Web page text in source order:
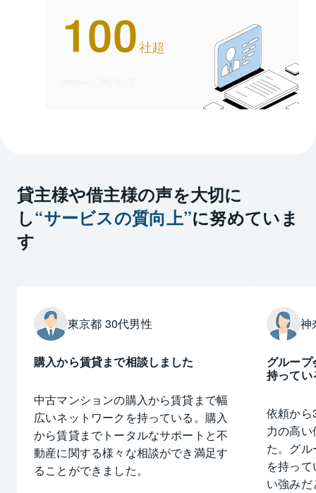
100社超
2026年7月8日時点
貸主様や借主様の声を大切に
し“サービスの質向上”に努めていま
す
東京都 30代男性
購入から賃貸まで相談しました
中古マンションの購入から賃貸まで幅
広いネットワークを持っている。購入
から賃貸までトータルなサポートと不
動産に関する様々な相談ができ満足す
ることができました。
神
グルー
持ってい
依頼か
力の高
た。グ
を持っ
い強み